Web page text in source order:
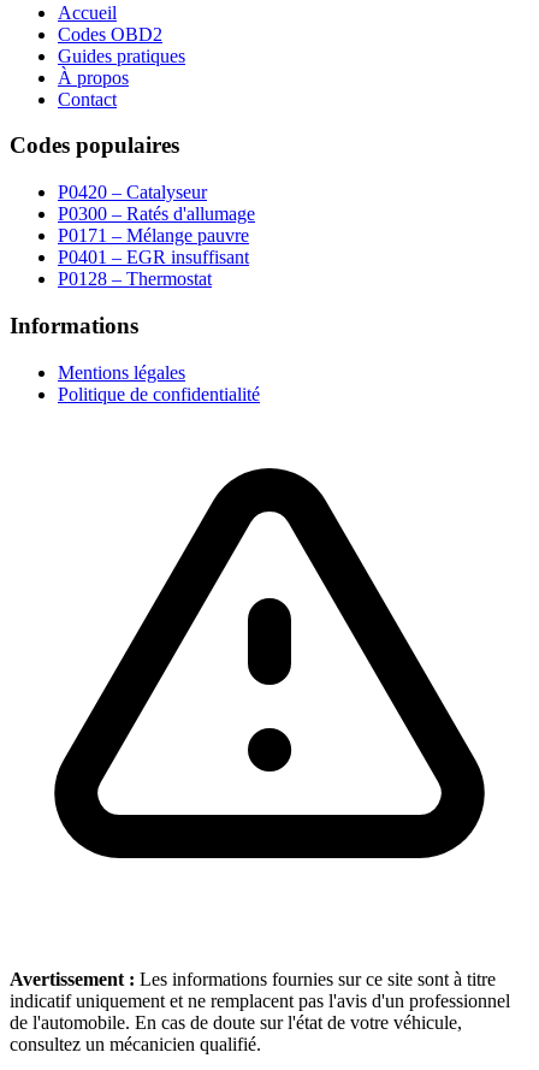
Accueil
Codes OBD2
Guides pratiques
À propos
Contact
Codes populaires
P0420 – Catalyseur
P0300 – Ratés d'allumage
P0171 – Mélange pauvre
P0401 – EGR insuffisant
P0128 – Thermostat
Informations
Mentions légales
Politique de confidentialité
Avertissement : Les informations fournies sur ce site sont à titre
indicatif uniquement et ne remplacent pas l'avis d'un professionnel
de l'automobile. En cas de doute sur l'état de votre véhicule,
consultez un mécanicien qualifié.